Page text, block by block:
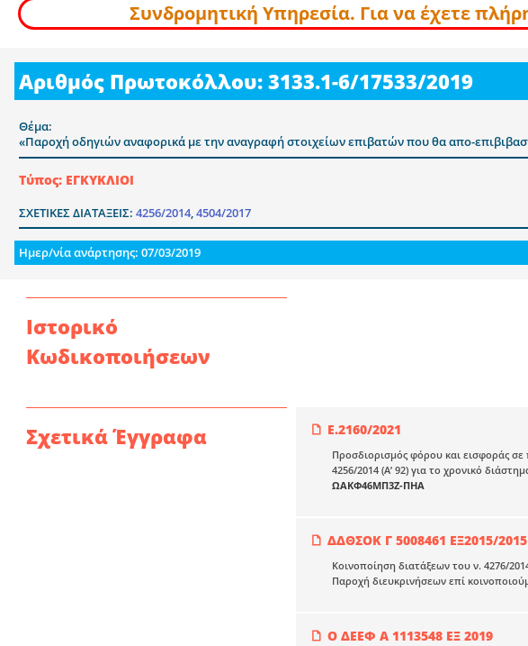
Συνδρομητική Υπηρεσία. Για να έχετε
Αριθμός Πρωτοκόλλου: 3133.1-6/17533/2019
Θέμα:
«Παροχή οδηγιών αναφορικά με την αναγραφή στοιχείων επιβατών που θα απο-
Τύπος: ΕΓΚΥΚΛΙΟΙ
ΣΧΕΤΙΚΕΣ ΔΙΑΤΑΞΕΙΣ: 4256/2014, 4504/2017
Ημερ/νία ανάρτησης: 07/03/2019
Ιστορικό
Κωδικοποιήσεων
Σχετικά Έγγραφα Ε.2160/2021
Προσδιορισμός φόρου και εισφοράς
4256/2014 (Α’ 92) για το χρονικό
ΩΑΚΦ46ΜΠ3Ζ-ΠΗΑ
ΔΔΘΣΟΚ Γ 5008461 ΕΞ2015/2015
Κοινοποίηση διατάξεων του ν. 4276/
Παροχή διευκρινήσεων επί
Ο ΔΕΕΦ Α 1113548 ΕΞ 2019